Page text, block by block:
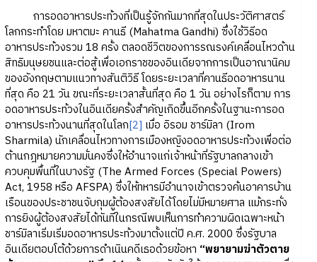
การอดอาหารประท้วงที่เป็นรู้จักกันมากที่สุดในประวัติศาสตร์
โลกกระทำโดย มหาตมะ คานธี (Mahatma Gandhi) ซึ่งใช้วิธีอด
อาหารประท้วงรวม 18 ครั้ง ตลอดชีวิตของการรณรงค์เคลื่อนไหวด้าน
สิทธิมนุษยชนและต่อสู้เพื่อเอกราชของอินเดียจากการเป็นอาณานิคม
ของอังกฤษตามแนวทางสันติวิธี โดยระยะเวลาที่คานธีอดอาหารนาน
ที่สุด คือ 21 วัน ขณะที่ระยะเวลาสั้นที่สุด คือ 1 วัน อย่างไรก็ตาม การ
อดอาหารประท้วงในอินเดียครั้งสำคัญเกิดขึ้นอีกครั้งในฐานะการอด
อาหารประท้วงนานที่สุดในโลก[2] เมื่อ อิรอม ชาร์มิลา (Irom
Sharmila) นักเคลื่อนไหวทางการเมืองหญิงอดอาหารประท้วงเพื่อต่อ
ต้านกฎหมายความมั่นคงซึ่งให้อำนาจแก่เจ้าหน้าที่รัฐบาลกลางเข้า
ควบคุมพื้นที่ในบางรัฐ (The Armed Forces (Special Powers)
Act, 1958 หรือ AFSPA) ซึ่งให้ทหารมีอำนาจเข้าตรวจค้นอาคารบ้าน
เรือนของประชาชนจับกุมผู้ต้องสงสัยได้โดยไม่มีหมายศาล แม้กระทั่ง
การยิงผู้ต้องสงสัยได้ทันทีในกรณีพบเห็นการทำความผิดเฉพาะหน้า
ชาร์มิลาเริ่มเริ่มอดอาหารประท้วงมาตั้งแต่ปี ค.ศ. 2000 ซึ่งรัฐบาล
อินเดียตอบโต้ด้วยการดำเนินคดีเธอด้วยข้อหา “พยายามฆ่าตัวตาย